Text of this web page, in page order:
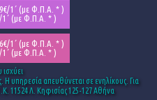
1΄ (με Φ.Π.Α. * )
1΄ (με Φ.Π.Α. * )
1΄ (με Φ.Π.Α. * )
1΄ (με Φ.Π.Α. * )
υπηρεσία απευθύνεται σε ενηλίκους. Για
11524 Λ. Κηφισίας 125-127 Αθήνα